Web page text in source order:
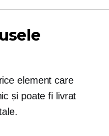
element care
și poate fi livrat